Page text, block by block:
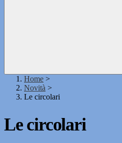
Home >
Novità >
Le circolari
Le circolari